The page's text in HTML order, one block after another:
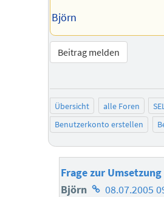
Björn
Beitrag melden
Übersicht alle Foren
Benutzerkonto erstellen
Frage zur Umsetzung
Björn Homepage
08.07.2005